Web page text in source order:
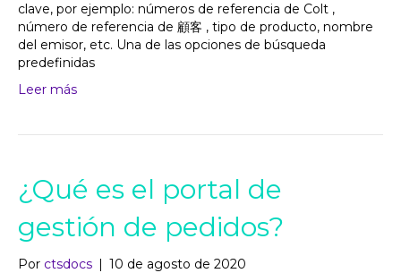
clave, por ejemplo: números de referencia de Colt ,
número de referencia de 顧客 , tipo de producto, nombre
del emisor, etc. Una de las opciones de búsqueda
predefinidas
Leer más
¿Qué es el portal de
gestión de pedidos?
Por ctsdocs | 10 de agosto de 2020